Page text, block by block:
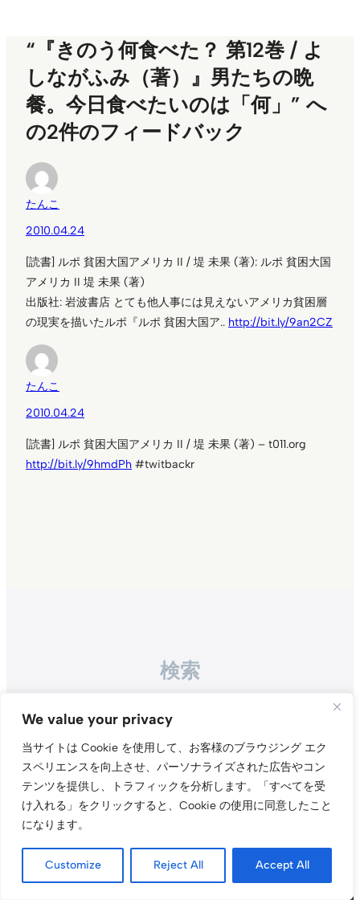
We value your privacy
当サイトは Cookie を使用して、お客様のブラウジング エク
スペリエンスを向上させ、パーソナライズされた広告やコン
テンツを提供し、トラフィックを分析します。
「すべてを受
け入れる」をクリックすると、Cookie の使用に同意したこと
になります。
Customize Reject All Accept All
“『きのう何食べた？ 第12巻 / よ
しながふみ（著）』男たちの晩
餐。今日食べたいのは「何」” へ
の2件のフィードバック
たんこ
2010.04.24
[読書] ルポ 貧困大国アメリカ II / 堤 未果 (著): ルポ 貧困大国
アメリカ II 堤 未果 (著)
出版社: 岩波書店 とても他人事には見えないアメリカ貧困層
の現実を描いたルポ『ルポ 貧困大国ア.. http://bit.ly/9an2CZ
たんこ
2010.04.24
[読書] ルポ 貧困大国アメリカ II / 堤 未果 (著) – t011.org
http://bit.ly/9hmdPh #twitbackr
検索